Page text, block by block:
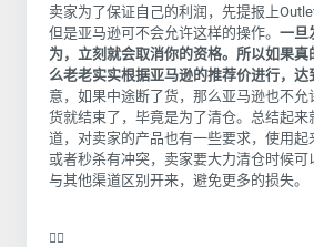
卖家为了保证自己的利润，先提报上
但是亚马逊可不会允许这样的操作。 一旦
为，立刻就会取消你的资格。所以如果
么老老实实根据亚马逊的推荐价进行，达
意，如果中途断了货，那么亚马逊也不
货就结束了，毕竟是为了清仓。 总结起来
道，对卖家的产品也有一些要求，使用起
或者秒杀有冲突，卖家要大力清仓时候
与其他渠道区别开来，避免更多的损失。
❤️‍🔥